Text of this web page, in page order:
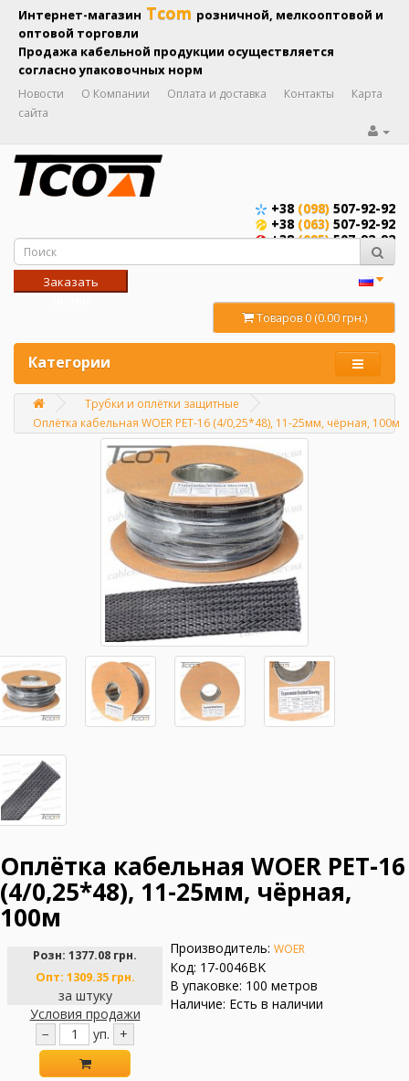
Интернет-магазин Tcom розничной, мелкооптовой и
оптовой торговли
Продажа кабельной продукции осуществляется
согласно упаковочных норм
Новости О Компании Оплата и доставка Контакты
Карта
сайта
+38 (098) 507-92-92
+38 (063) 507-92-92
+38(095)507-92-92
Заказать
Товаров 0 (0.00 грн.)
Категории
Главная
Трубки и оплётки защитные
Оплётка кабельная WOER PET-16 (4/0,25*48), 11-25мм, чёрная, 100м
Оплётка кабельная WOER PET-16
(4/0,25*48), 11-25мм, чёрная,
100м
Розн: 1377.08 грн.
Опт: 1309.35 грн.
за штуку
Условия продажи
−
уп. +
Производитель: WOER
Код: 17-0046BK
В упаковке: 100 метров
Наличие: Есть в наличии